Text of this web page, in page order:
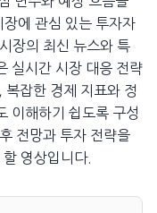
에 관심 있는 투자자
장의 최신 뉴스와 특
실시간 시장 대응 전략
잡한 경제 지표와 정
이해하기 쉽도록 구성
전망과 투자 전략을
영상입니다.